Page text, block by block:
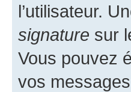
l’utilisateur.
signature sur
Vous pouvez
vos